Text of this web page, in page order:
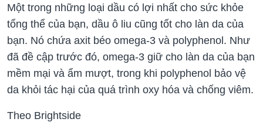
Một trong những loại dầu có lợi nhất cho sức khỏe
tổng thể của bạn, dầu ô liu cũng tốt cho làn da của
bạn. Nó chứa axit béo omega-3 và polyphenol. Như
đã đề cập trước đó, omega-3 giữ cho làn da của bạn
mềm mại và ẩm mượt, trong khi polyphenol bảo vệ
da khỏi tác hại của quá trình oxy hóa và chống viêm.
Theo Brightside